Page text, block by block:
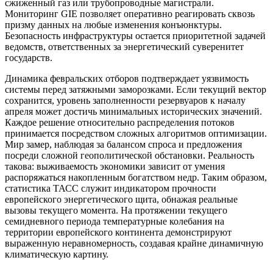
сжиженный газ или трубопроводные магистрали.
Мониторинг GIE позволяет оперативно реагировать сквозь
призму данных на любые изменения конъюнктуры.
Безопасность инфраструктуры остается приоритетной задачей
ведомств, ответственных за энергетический суверенитет
государств.
Динамика февральских отборов подтверждает уязвимость
системы перед затяжными заморозками. Если текущий вектор
сохранится, уровень заполненности резервуаров к началу
апреля может достичь минимальных исторических значений.
Каждое решение относительно распределения потоков
принимается посредством сложных алгоритмов оптимизации.
Мир замер, наблюдая за балансом спроса и предложения
посреди сложной геополитической обстановки. Реальность
такова: выживаемость экономики зависит от умения
распоряжаться накопленным богатством недр. Таким образом,
статистика ТАСС служит индикатором прочности
европейского энергетического щита, обнажая реальные
вызовы текущего момента. На протяжении текущего
семидневного периода температурные колебания на
территории европейского континента демонстрируют
выраженную неравномерность, создавая крайне динамичную
климатическую картину.